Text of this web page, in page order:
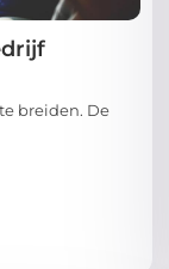
breiden. De